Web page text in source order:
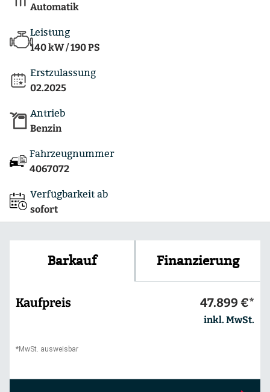
Automatik
Leistung
140 kW / 190 PS
Erstzulassung
02.2025
Antrieb
Benzin
Fahrzeugnummer
4067072
Verfügbarkeit ab
sofort
Barkauf Finanzierung
Kaufpreis 47.899 €*
inkl. MwSt.
*MwSt. ausweisbar